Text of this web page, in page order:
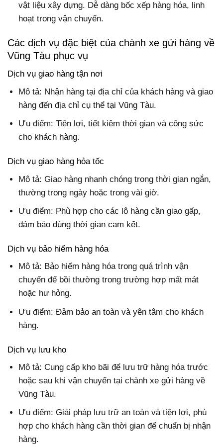
vật liệu xây dựng. Dễ dàng bốc xếp hàng hóa, linh
hoạt trong vận chuyển.
Các dịch vụ đặc biệt của chành xe gửi hàng về
Vũng Tàu phục vụ
Dịch vụ giao hàng tận nơi
Mô tả: Nhận hàng tại địa chỉ của khách hàng và giao
hàng đến địa chỉ cụ thể tại Vũng Tàu.
Ưu điểm: Tiện lợi, tiết kiệm thời gian và công sức
cho khách hàng.
Dịch vụ giao hàng hỏa tốc
Mô tả: Giao hàng nhanh chóng trong thời gian ngắn,
thường trong ngày hoặc trong vài giờ.
Ưu điểm: Phù hợp cho các lô hàng cần giao gấp,
đảm bảo đúng thời gian cam kết.
Dịch vụ bảo hiểm hàng hóa
Mô tả: Bảo hiểm hàng hóa trong quá trình vận
chuyển để bồi thường trong trường hợp mất mát
hoặc hư hỏng.
Ưu điểm: Đảm bảo an toàn và yên tâm cho khách
hàng.
Dịch vụ lưu kho
Mô tả: Cung cấp kho bãi để lưu trữ hàng hóa trước
hoặc sau khi vận chuyển tại chành xe gửi hàng về
Vũng Tàu.
Ưu điểm: Giải pháp lưu trữ an toàn và tiện lợi, phù
hợp cho khách hàng cần thời gian để chuẩn bị nhận
hàng.